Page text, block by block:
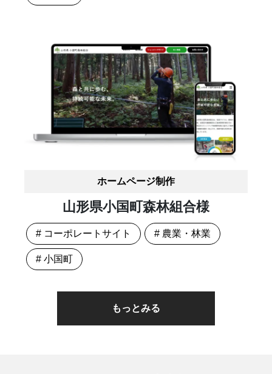
ホームページ制作
山形県小国町森林組合様
# コーポレートサイト # 農業・林業
# 小国町
もっとみる